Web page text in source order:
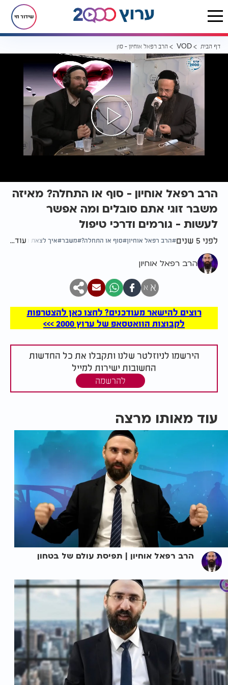
שידור חי
דף הבית VOD הרב רפאל אוחיון - סוף או התחלה? מאיזה משבר זוגי אתם סובלים ומה
הרב רפאל אוחיון - סוף או התחלה? מאיזה
משבר זוגי אתם סובלים ומה אפשר
לעשות - גורמים ודרכי טיפול
לפני 5 שנים הרב רפאל אוחיון סוף או התחלה? משבר איך לצאת ממשברים
עוד...
הרב רפאל אוחיון
א א
רוצים להישאר מעודכנים? לחצו כאן להצטרפות
לקבוצות הוואטסאפ של ערוץ 2000 >>>
הירשמו לניוזלטר שלנו ותקבלו את כל החדשות
החשובות ישירות למייל
להרשמה
עוד מאותו מרצה
הרב רפאל אוחיון | תפיסת עולם של בטחון